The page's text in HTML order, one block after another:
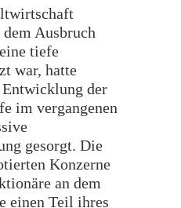
Ausbruch
tiefe
war, hatte
Entwicklung der
im vergangenen
gesorgt. Die
Konzerne
an dem
einen Teil ihres